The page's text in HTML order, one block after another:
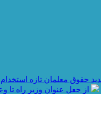
از جعل عنوان وزیر راه